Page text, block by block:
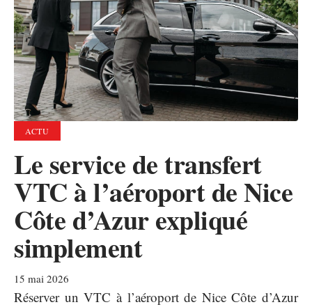
ACTU
Le service de transfert
VTC à l’aéroport de Nice
Côte d’Azur expliqué
simplement
15 mai 2026
Réserver un VTC à l’aéroport de Nice Côte d’Azur